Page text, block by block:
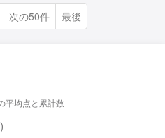
次の50件 最後
平均点と累計数